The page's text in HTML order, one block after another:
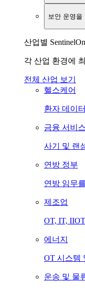
보안 운영을
산업별
각 산업 환경에
전체 산업 보기
헬스케어
환자 데이
금융 서비스
사기 및 랜
연방 정부
연방 임무
제조업
OT, IT,
에너지
OT 시스템
운송 및 물